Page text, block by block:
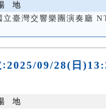
地
立臺灣交響樂團演奏廳
:2025/09/28(日
地